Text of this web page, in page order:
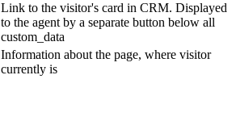
Link to the visitor's card in CRM. Displayed
to the agent by a separate button below all
custom_data
Information about the page, where visitor
currently is